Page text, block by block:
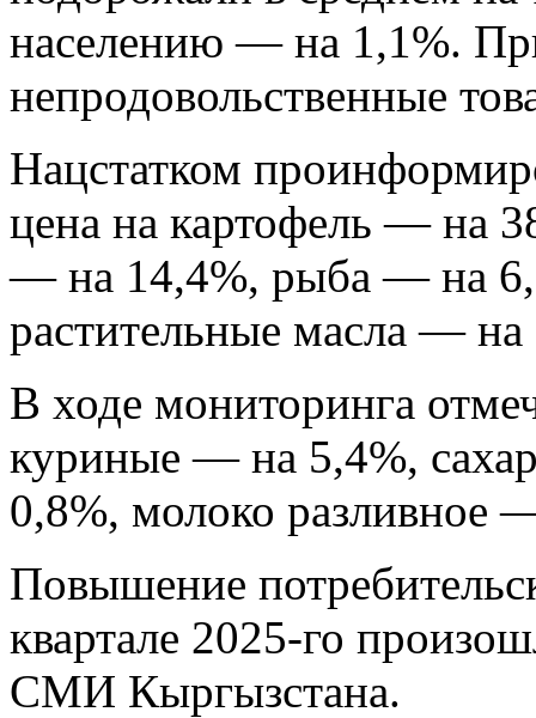
населению — на 1,1%.
непродовольственные
Нацстатком
цена на картофель — на
— на 14,4%, рыба — на
растительные масла — на
В ходе мониторинга
куриные — на 5,4%,
0,8%, молоко разливное
Повышение
квартале 2025-го
СМИ Кыргызстана.